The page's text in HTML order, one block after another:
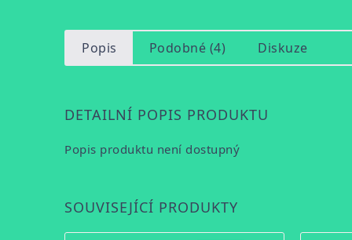
Popis Podobné (4) Diskuze
DETAILNÍ POPIS PRODUKTU
Popis produktu není dostupný
SOUVISEJÍCÍ PRODUKTY